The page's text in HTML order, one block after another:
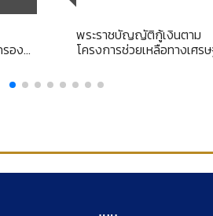
อง...
พระราชบัญญัติกู้เงินตาม
โครงการช่วยเหลือทางเศร